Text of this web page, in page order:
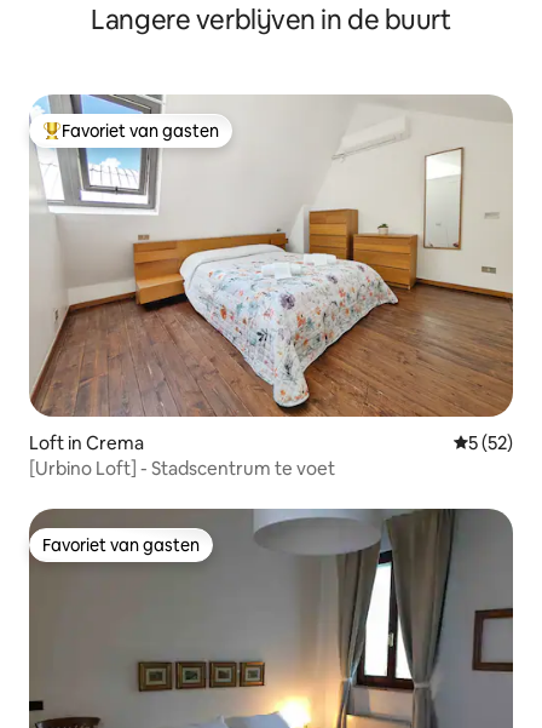
Langere verblijven in de buurt
Topfavoriet van gasten
Favoriet van gasten
Loft in Crema
5 (52)
[Urbino Loft] - Stadscentrum te voet
Favoriet van gasten
Favoriet van gasten